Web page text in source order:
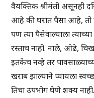
वैयक्तिक श्रीमंती असूनही
आहे की घरात पैसा आहे, तो
पण त्या पैसेवाल्याला
रस्ताच नाही. नाले, ओढे,
इतकेच नव्हे तर
खराब झाल्याने प्यायला
तिचा उपभोग घेणे शक्य नाही.